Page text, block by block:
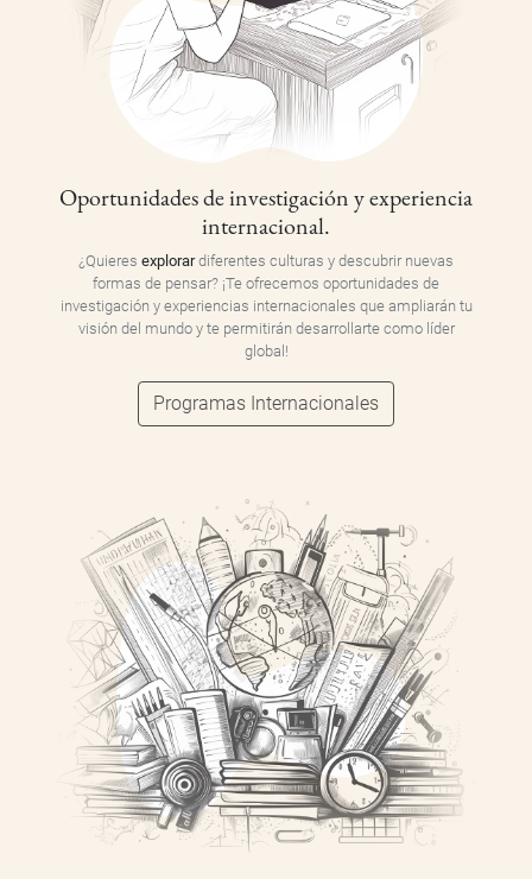
Oportunidades de investigación y experiencia
internacional.
¿Quieres explorardiferentes culturas y descubrir nuevas
formas de pensar? ¡Te ofrecemos oportunidades de
investigación y experiencias internacionales que ampliarán tu
visión del mundo y te permitirán desarrollarte como líder
global!
Programas Internacionales